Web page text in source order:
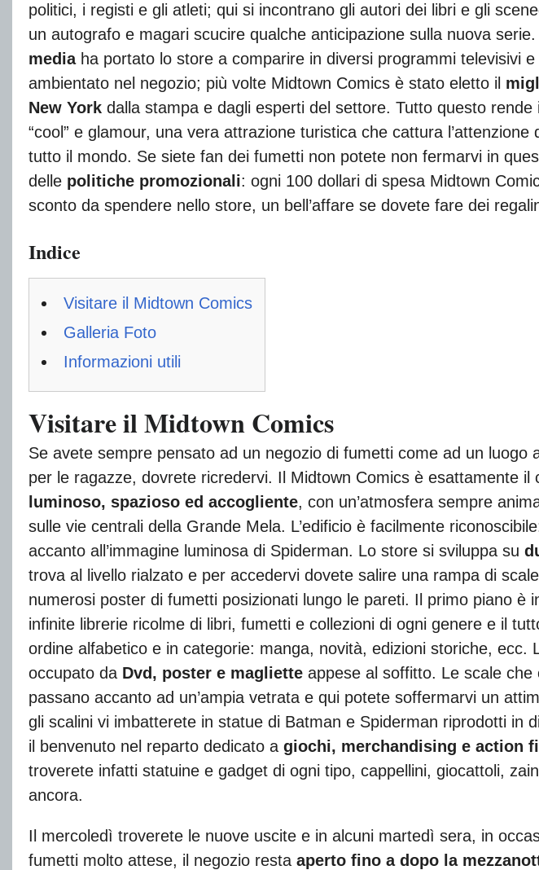
politici, i registi e gli atleti; qui si incontrano gli autori dei libri e gli
un autografo e magari scucire qualche anticipazione sulla nuova
mediaha portato lo store a comparire in diversi programmi televisivi e
ambientato nel negozio; più volte Midtown Comics è stato eletto il
New York dalla stampa e dagli esperti del settore. Tutto questo
“cool” e glamour, una vera attrazione turistica che cattura
tutto il mondo. Se siete fan dei fumetti non potete non fermarvi in
delle politiche promozionali: ogni 100 dollari di spesa Midtown
sconto da spendere nello store, un bell’affare se dovete fare dei
Indice
Visitare il Midtown Comics
Galleria Foto
Informazioni utili
Visitare il Midtown Comics
Se avete sempre pensato ad un negozio di fumetti come ad un luogo
per le ragazze, dovrete ricredervi. Il Midtown Comics è esattamente il
luminoso, spazioso ed accogliente, con un’atmosfera sempre
sulle vie centrali della Grande Mela. L’edificio è facilmente
accanto all’immagine luminosa di Spiderman. Lo store si sviluppa su
trova al livello rialzato e per accedervi dovete salire una rampa di
numerosi poster di fumetti posizionati lungo le pareti. Il primo piano è
infinite librerie ricolme di libri, fumetti e collezioni di ogni genere e il
ordine alfabetico e in categorie: manga, novità, edizioni storiche, ecc.
occupato da Dvd, poster e magliette appese al soffitto. Le scale
passano accanto ad un’ampia vetrata e qui potete soffermarvi un
gli scalini vi imbatterete in statue di Batman e Spiderman riprodotti in
il benvenuto nel reparto dedicato a giochi, merchandising e action
troverete infatti statuine e gadget di ogni tipo, cappellini, giocattoli,
ancora.
Il mercoledì troverete le nuove uscite e in alcuni martedì sera, in
fumetti molto attese, il negozio resta aperto fino a dopo la